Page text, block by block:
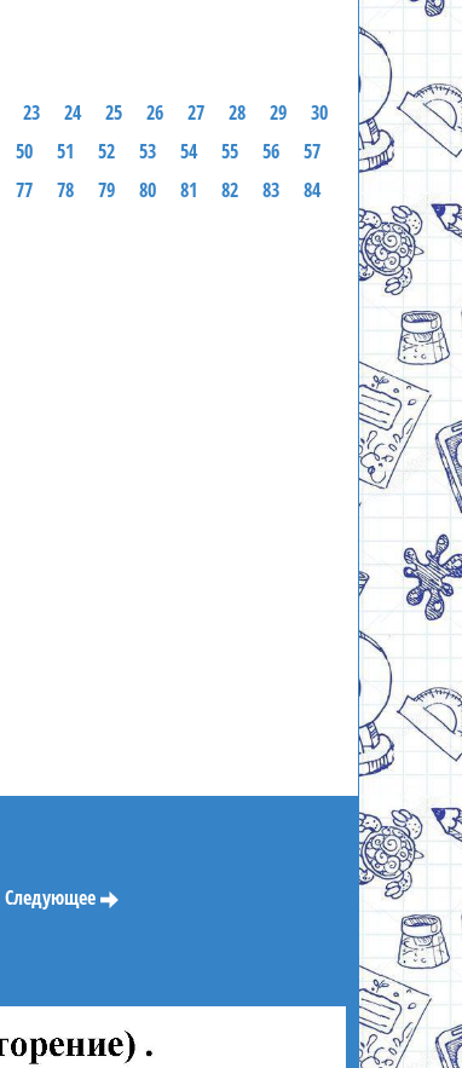
23 24 25 26 27 28 29
30
50 51 52 53 54 55 56
57
77 78 79 80 81 82 83
84
Следующее